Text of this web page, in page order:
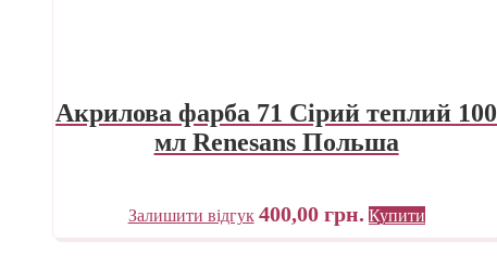
Акрилова фарба 71 Сірий теплий 100
мл Renesans Польша
Залишити відгук 400,00 грн. Купити